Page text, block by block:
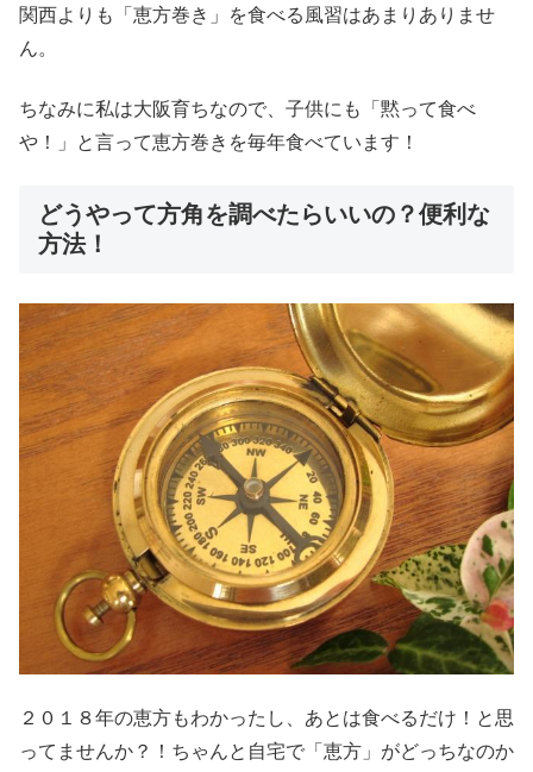
関西よりも「恵方巻き」を食べる風習はあまりありませ
ん。
ちなみに私は大阪育ちなので、子供にも「黙って食べ
や！」と言って恵方巻きを毎年食べています！
どうやって方角を調べたらいいの？便利な
方法！
２０１８年の恵方もわかったし、あとは食べるだけ！と思
ってませんか？！ちゃんと自宅で「恵方」がどっちなのか